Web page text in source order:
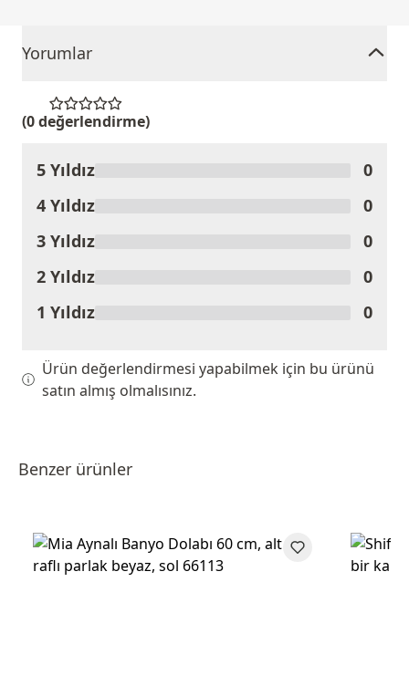
Yorumlar
(0 değerlendirme)
Ürünü Değerlendir
5 Yıldız
0
4 Yıldız
0
3 Yıldız
0
2 Yıldız
0
1 Yıldız
0
Ürün değerlendirmesi yapabilmek için bu ürünü
satın almış olmalısınız.
Benzer ürünler